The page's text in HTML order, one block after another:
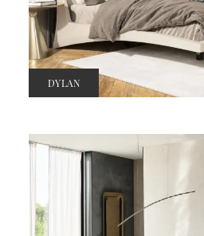
DYLAN